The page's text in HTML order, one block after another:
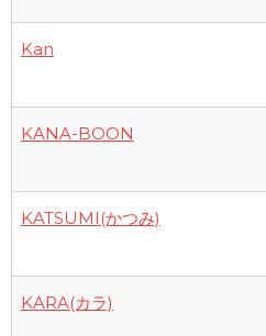
Kan
KANA-BOON
KATSUMI(かつみ)
KARA(カラ)